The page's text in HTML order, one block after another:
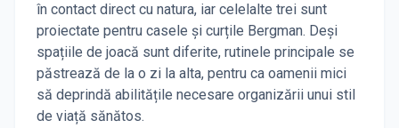
în contact direct cu natura, iar celelalte trei sunt
proiectate pentru casele și curțile Bergman. Deși
spațiile de joacă sunt diferite, rutinele principale se
păstrează de la o zi la alta, pentru ca oamenii mici
să deprindă abilitățile necesare organizării unui stil
de viață sănătos.